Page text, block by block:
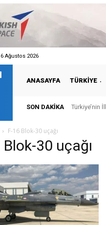
Ağustos 2026
ANASAYFA TÜRKIYE
SON DAKIKA Türkiye’nin
F-16 Blok-30 uçağı
30 uçağı